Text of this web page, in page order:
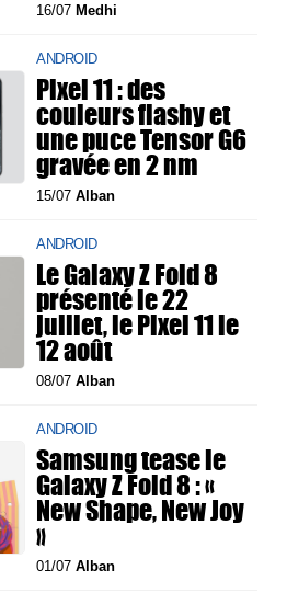
16/07 Medhi
ANDROID
Pixel 11 : des
couleurs flashy et
une puce Tensor G6
gravée en 2 nm
15/07Alban
ANDROID
Le Galaxy Z Fold 8
présenté le 22
juillet, le Pixel 11 le
12 août
08/07Alban
ANDROID
Samsung tease le
Galaxy Z Fold 8 : «
New Shape, New Joy
»
01/07Alban